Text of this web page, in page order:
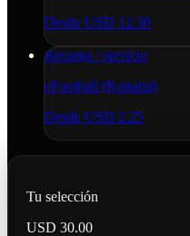
Desde USD 12.50
Recarga / servicio
eFootball (Konami)
Desde USD 2.25
Tu selección
USD 30.00